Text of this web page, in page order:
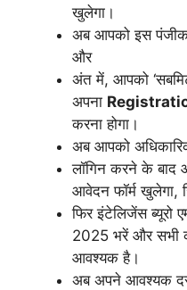
खुलेगा।
अब आपको इस
और
अंत में, आपको
अपना
करना होगा।
अब आपको
लॉगिन करने के
आवेदन फॉर्म खुलेगा,
फिर इंटेलिजेंस ब्यूरो
2025 भरें और सभी
आवश्यक है।
अब अपने आवश्यक